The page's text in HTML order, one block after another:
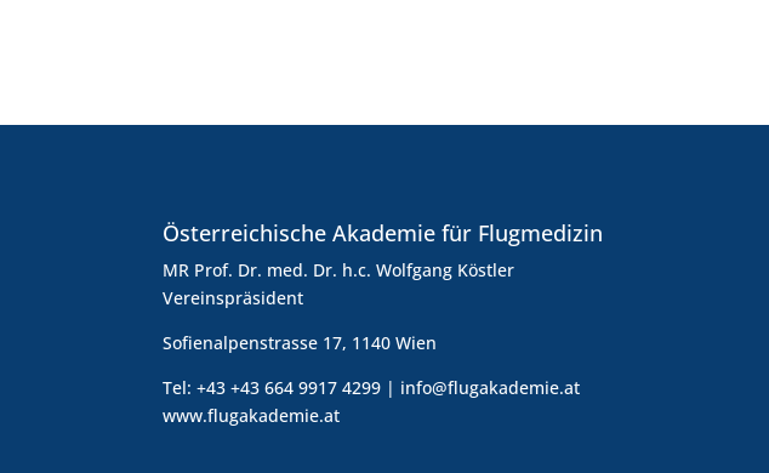
Österreichische Akademie für Flugmedizin
MR Prof. Dr. med. Dr. h.c. Wolfgang Köstler
Vereinspräsident
Sofienalpenstrasse 17, 1140 Wien
Tel: +43 +43 664 9917 4299 | info@flugakademie.at
www.flugakademie.at